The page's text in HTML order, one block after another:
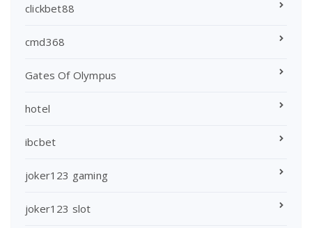
clickbet88
cmd368
Gates Of Olympus
hotel
ibcbet
joker123 gaming
joker123 slot